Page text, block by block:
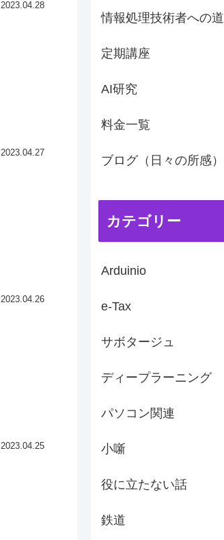
2023.04.28
2023.04.27
2023.04.26
2023.04.25
情報処理技術者への道
定期講座
AI研究
料金一覧
ブログ（日々の所感）
カテゴリー
Arduinio
e-Tax
サボタージュ
ディープラーニング
パソコン関連
小噺
役に立たない話
鉄道